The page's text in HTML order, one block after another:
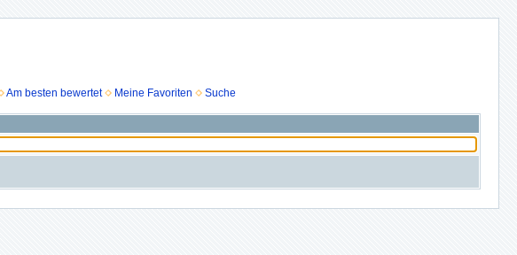
Am besten bewertet Meine Favoriten Suche